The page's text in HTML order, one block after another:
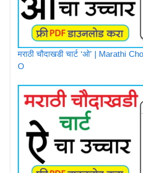
मराठी चौदाखडी चार्ट ‘ओ’ | Marathi
O